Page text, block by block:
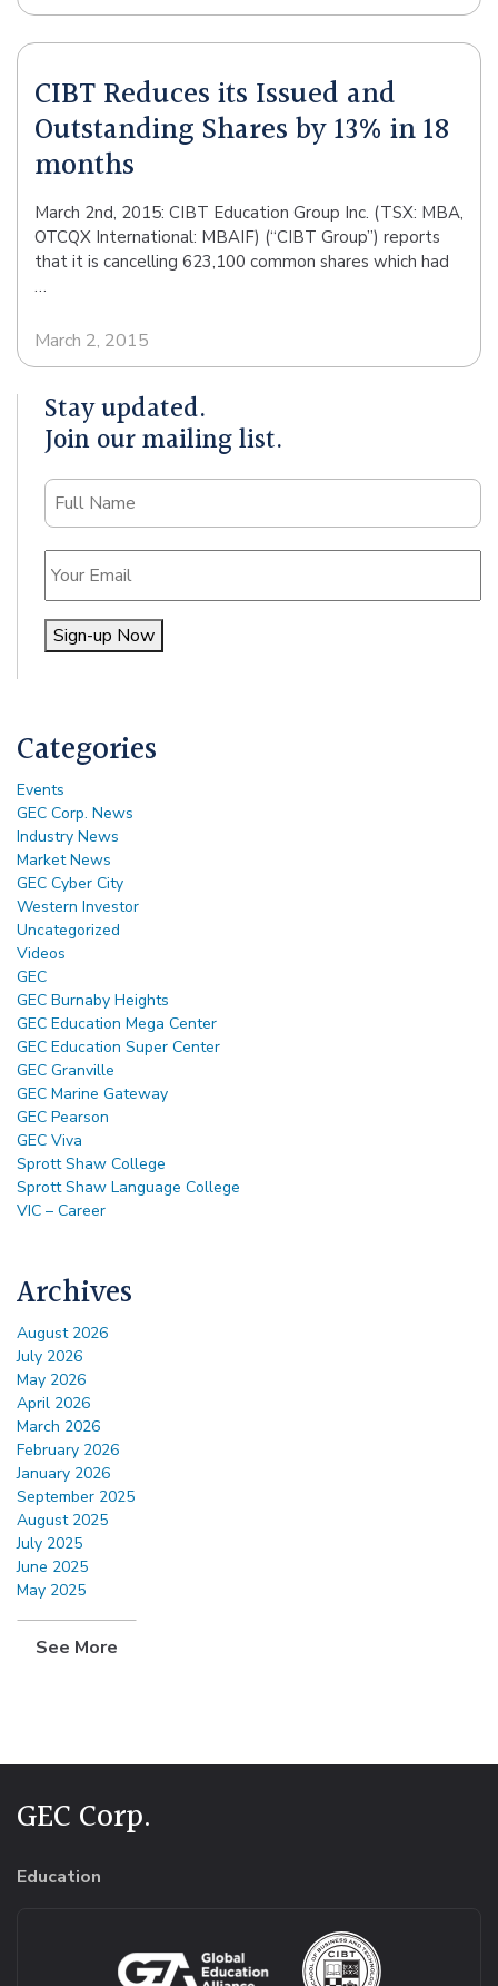
不遺餘力為華裔及其他有需要的人士爭取公平機會，令華
裔社區及其他少數族裔社區的權益得以改變，使加拿大成
如下：最佳企業家獎(道明加拿大信託贊助)：CIBT
Education Group Inc.-朱任重；最佳國際商業獎(加拿大匯
豐銀行贊助)：大連托拉斯木業-姜洋；最佳亞太貿易獎(香
港經濟貿易辦事處贊助)：CPAP Direct Ltd.-何偉文；最佳
最佳企業進步獎(加拿大國家銀行贊助)：陳氏企業-陳捷；
企業優秀獎 (高林律師事務所贊助)：Riz …
CIBT Reduces its Issued and
Outstanding Shares by 13% in 18
months
March 2nd, 2015: CIBT Education Group Inc. (TSX: MBA,
OTCQX International: MBAIF) (“CIBT Group”) reports
that it is cancelling 623,100 common shares which had
…
March 2, 2015
Stay updated.
Join our mailing list.
Name
Email
Sign-up Now
Categories
Events
GEC Corp. News
Industry News
Market News
GEC Cyber City
Western Investor
Uncategorized
Videos
GEC
GEC Burnaby Heights
GEC Education Mega Center
GEC Education Super Center
GEC Granville
GEC Marine Gateway
GEC Pearson
GEC Viva
Sprott Shaw College
Sprott Shaw Language College
VIC – Career
Archives
August 2026
July 2026
May 2026
April 2026
March 2026
February 2026
January 2026
September 2025
August 2025
July 2025
June 2025
May 2025
See More
GEC Corp.
Education